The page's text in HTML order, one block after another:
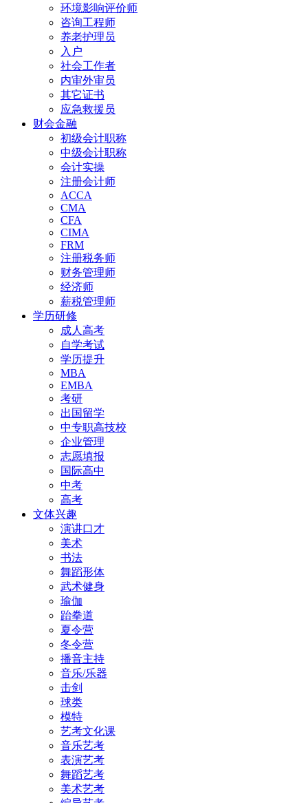
环境影响评价师
咨询工程师
养老护理员
入户
社会工作者
内审外审员
其它证书
应急救援员
财会金融
初级会计职称
中级会计职称
会计实操
注册会计师
ACCA
CMA
CFA
CIMA
FRM
注册税务师
财务管理师
经济师
薪税管理师
学历研修
成人高考
自学考试
学历提升
MBA
EMBA
考研
出国留学
中专职高技校
企业管理
志愿填报
国际高中
中考
高考
文体兴趣
演讲口才
美术
书法
舞蹈形体
武术健身
瑜伽
跆拳道
夏令营
冬令营
播音主持
音乐/乐器
击剑
球类
模特
艺考文化课
音乐艺考
表演艺考
舞蹈艺考
美术艺考